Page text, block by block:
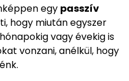
egy passzív
hogy miután egyszer
vagy évekig is
vonzani, anélkül, hogy